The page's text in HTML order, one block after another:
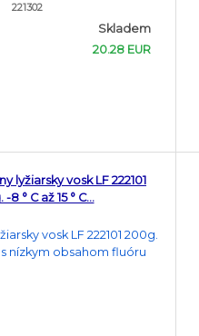
221302
Skladem
20.28 EUR
lyžiarsky vosk LF 222101
8 ° C až 15 ° C…